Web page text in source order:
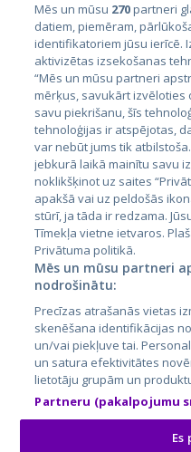
Valstis
Igaunija
Latvija
Lietuva
City24.lv
City24.ee
GetaPro.lv
GetaPro.ee
Skelbiu.lt
Autoplius.lt
Aruodas.lt
Mēs un mūsu 270partneri
datiem, piemēram,
identifikatoriem jūsu ierīcē.
aktivizētas izsekošanas
“Mēs un mūsu partneri
mērķus, savukārt izvēloties
savu piekrišanu, šīs
tehnoloģijas ir atspējotas,
var nebūt jums tik
jebkurā laikā mainītu savu
noklikšķinot uz saites
apakšā vai uz peldošās
stūrī, ja tāda ir redzama.
Tīmekļa vietne ietvaros.
Privātuma politikā.
Mēs un mūsu partneri
nodrošinātu:
Precīzas atrašanās vietas
skenēšana identifikācijas
un/vai piekļuve tai.
un satura efektivitātes
lietotāju grupām un
Partneru (pakalpojumu
Es